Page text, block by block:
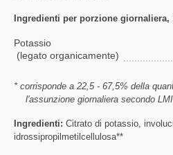
Ingredienti per porzione giornaliera,
Potassio
(legato organicamente)
* corrisponde a 22,5 - 67,5% della
l'assunzione giornaliera secondo
Ingredienti: Citrato di potassio,
idrossipropilmetilcellulosa**